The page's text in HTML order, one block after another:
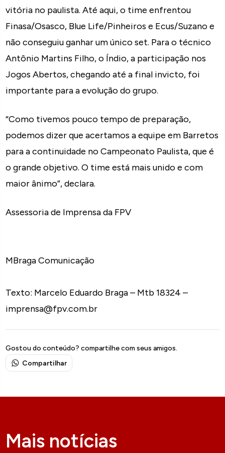
vitória no paulista. Até aqui, o time enfrentou
Finasa/Osasco, Blue Life/Pinheiros e Ecus/Suzano e
não conseguiu ganhar um único set. Para o técnico
Antônio Martins Filho, o Índio, a participação nos
Jogos Abertos, chegando até a final invicto, foi
importante para a evolução do grupo.
“Como tivemos pouco tempo de preparação,
podemos dizer que acertamos a equipe em Barretos
para a continuidade no Campeonato Paulista, que é
o grande objetivo. O time está mais unido e com
maior ânimo”, declara.
Assessoria de Imprensa da FPV
MBraga Comunicação
Texto: Marcelo Eduardo Braga – Mtb 18324 –
imprensa@fpv.com.br
Gostou do conteúdo? compartilhe com seus amigos.
Compartilhar
Mais notícias